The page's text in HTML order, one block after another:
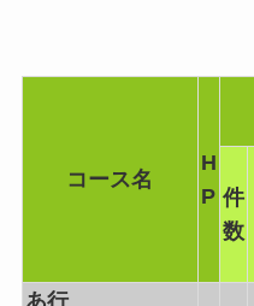
コース名
H
P 件
数